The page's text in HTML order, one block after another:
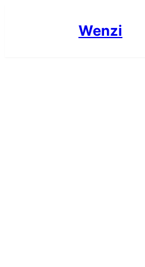
Wenzi